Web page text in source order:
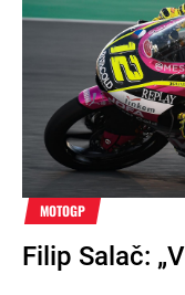
MOTOGP
Filip Salač: